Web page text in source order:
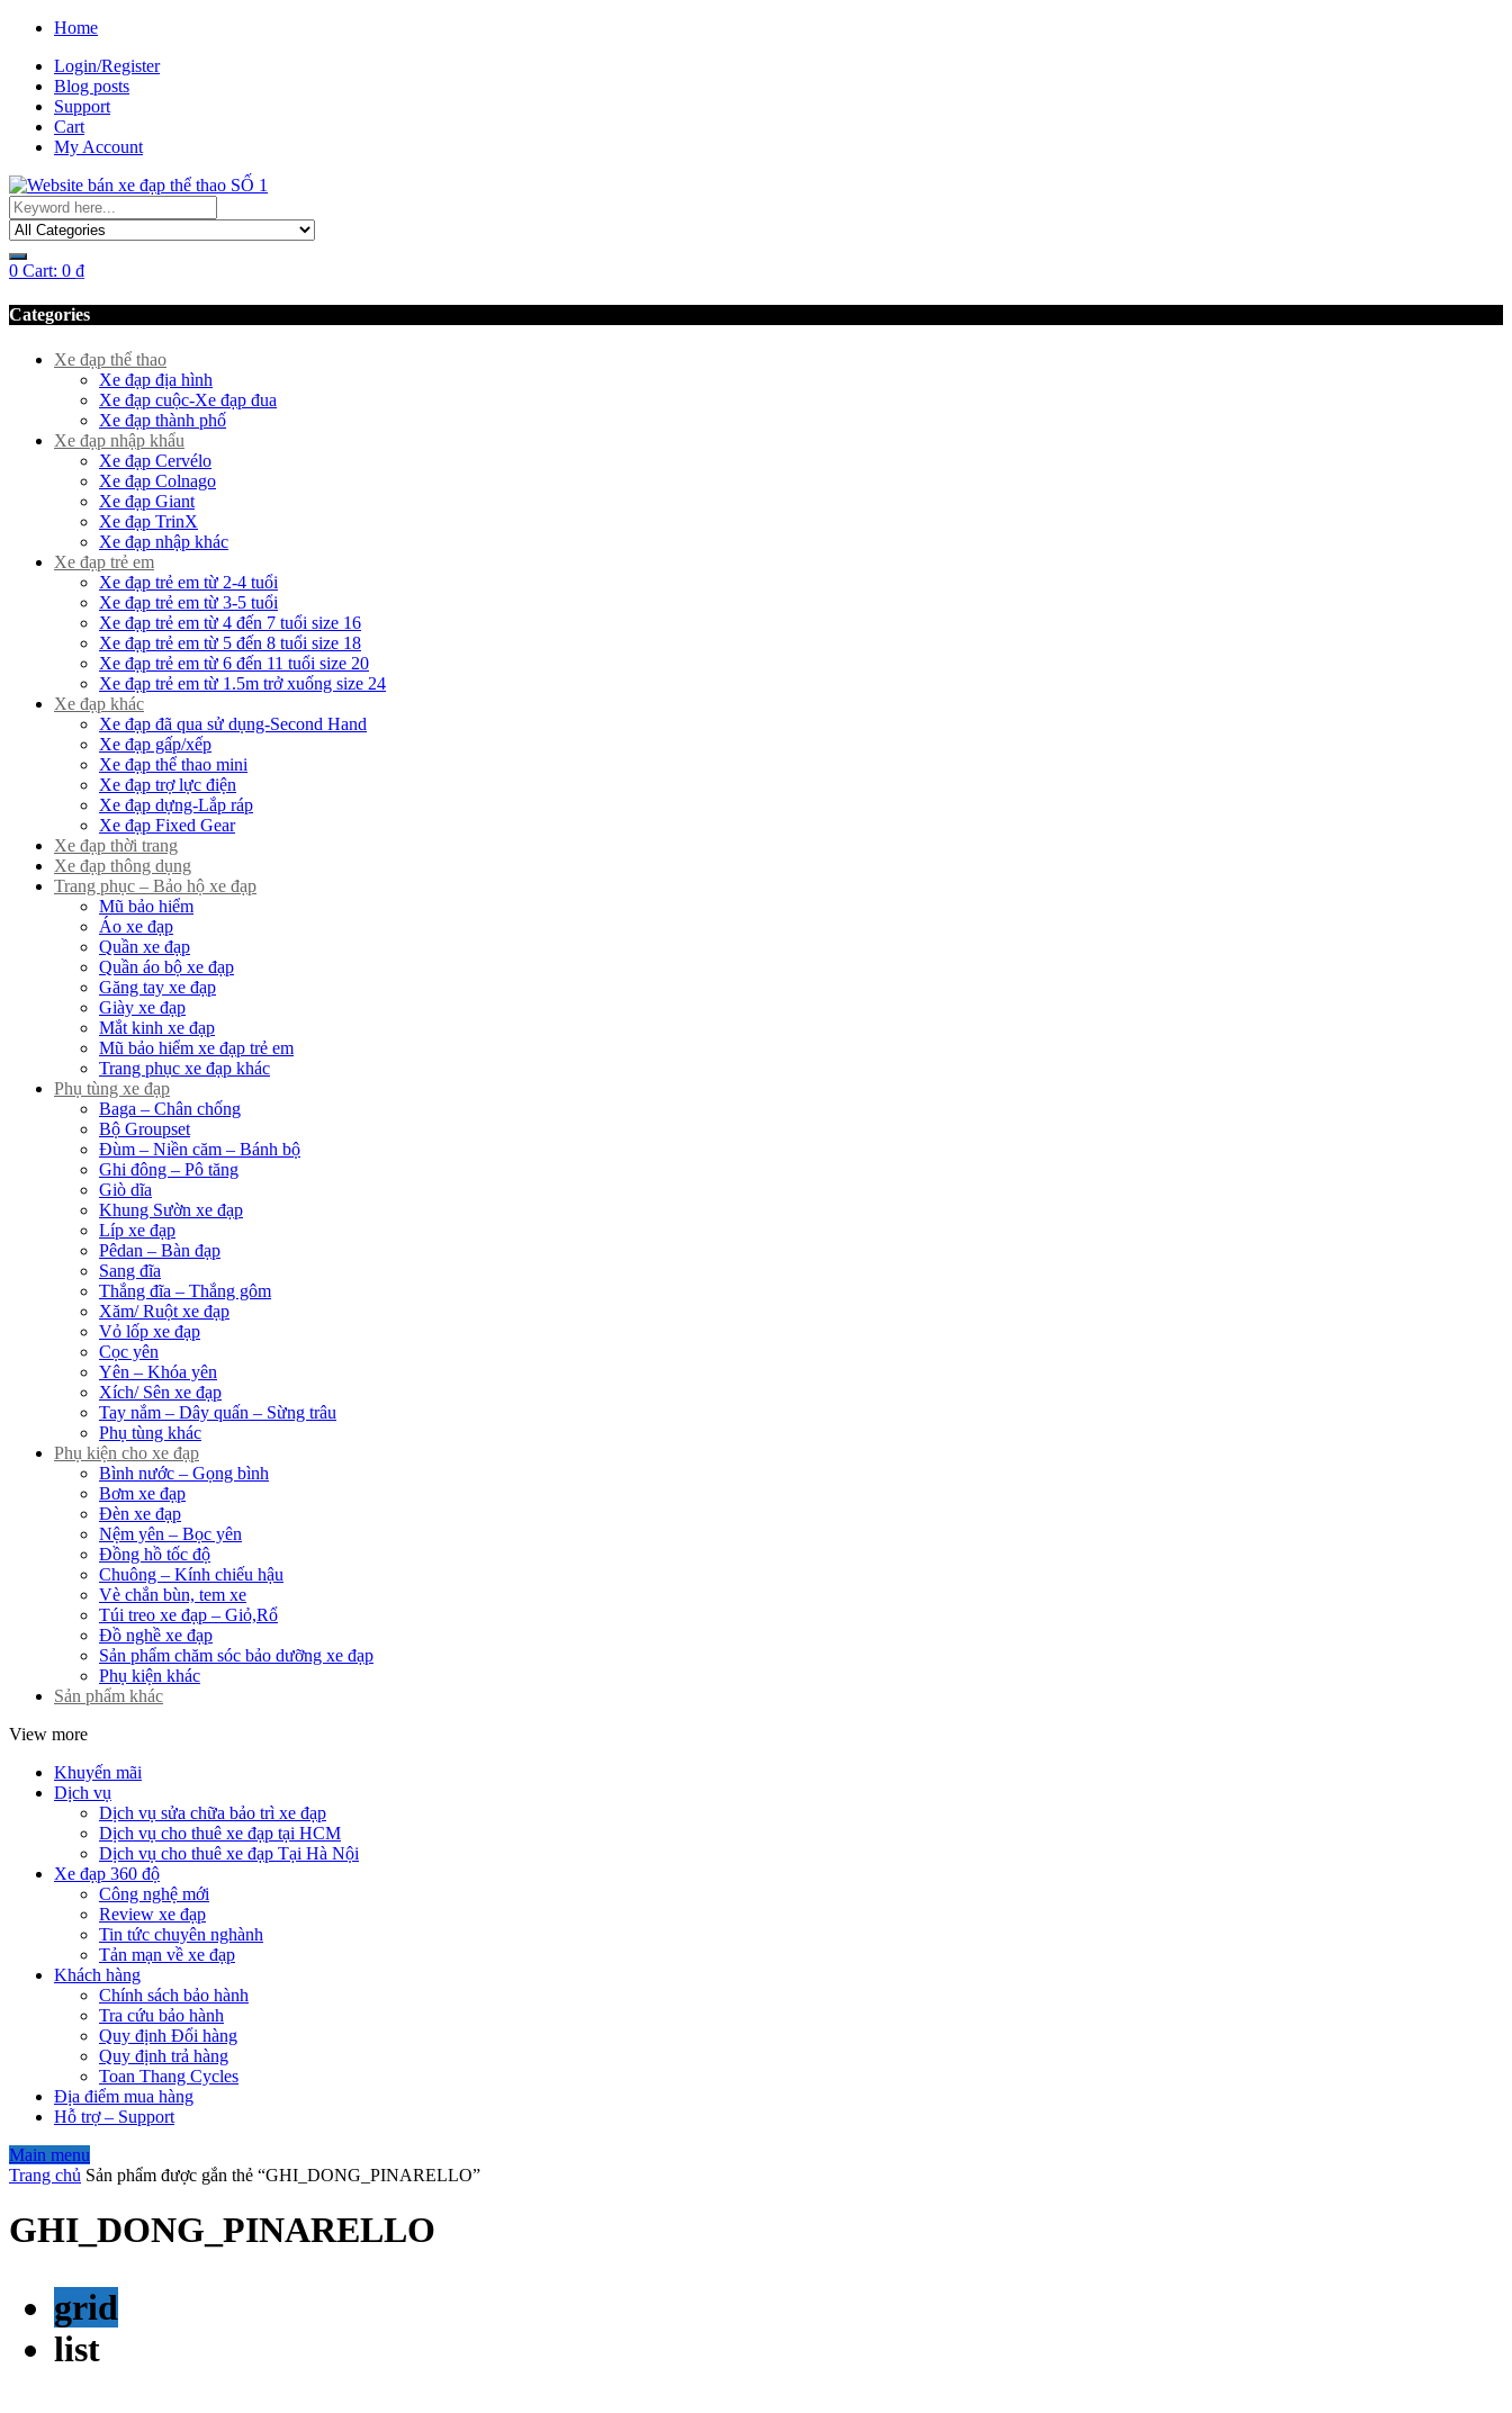
Home
Login/Register
Blog posts
Support
Cart
My Account
0 Cart: 0 ₫
Categories
Xe đạp thể thao
Xe đạp địa hình
Xe đạp cuộc-Xe đạp đua
Xe đạp thành phố
Xe đạp nhập khẩu
Xe đạp Cervélo
Xe đạp Colnago
Xe đạp Giant
Xe đạp TrinX
Xe đạp nhập khác
Xe đạp trẻ em
Xe đạp trẻ em từ 2-4 tuổi
Xe đạp trẻ em từ 3-5 tuổi
Xe đạp trẻ em từ 4 đến 7 tuổi size 16
Xe đạp trẻ em từ 5 đến 8 tuổi size 18
Xe đạp trẻ em từ 6 đến 11 tuổi size 20
Xe đạp trẻ em từ 1.5m trở xuống size 24
Xe đạp khác
Xe đạp đã qua sử dụng-Second Hand
Xe đạp gấp/xếp
Xe đạp thể thao mini
Xe đạp trợ lực điện
Xe đạp dựng-Lắp ráp
Xe đạp Fixed Gear
Xe đạp thời trang
Xe đạp thông dụng
Trang phục – Bảo hộ xe đạp
Mũ bảo hiểm
Áo xe đạp
Quần xe đạp
Quần áo bộ xe đạp
Găng tay xe đạp
Giày xe đạp
Mắt kinh xe đạp
Mũ bảo hiểm xe đạp trẻ em
Trang phục xe đạp khác
Phụ tùng xe đạp
Baga – Chân chống
Bộ Groupset
Đùm – Niền căm – Bánh bộ
Ghi đông – Pô tăng
Giò dĩa
Khung Sườn xe đạp
Líp xe đạp
Pêdan – Bàn đạp
Sang đĩa
Thắng đĩa – Thắng gôm
Xăm/ Ruột xe đạp
Vỏ lốp xe đạp
Cọc yên
Yên – Khóa yên
Xích/ Sên xe đạp
Tay nắm – Dây quấn – Sừng trâu
Phụ tùng khác
Phụ kiện cho xe đạp
Bình nước – Gọng bình
Bơm xe đạp
Đèn xe đạp
Nệm yên – Bọc yên
Đồng hồ tốc độ
Chuông – Kính chiếu hậu
Vè chắn bùn, tem xe
Túi treo xe đạp – Giỏ,Rổ
Đồ nghề xe đạp
Sản phẩm chăm sóc bảo dưỡng xe đạp
Phụ kiện khác
Sản phẩm khác
View more
Khuyến mãi
Dịch vụ
Dịch vụ sửa chữa bảo trì xe đạp
Dịch vụ cho thuê xe đạp tại HCM
Dịch vụ cho thuê xe đạp Tại Hà Nội
Xe đạp 360 độ
Công nghệ mới
Review xe đạp
Tin tức chuyên nghành
Tản mạn về xe đạp
Khách hàng
Chính sách bảo hành
Tra cứu bảo hành
Quy định Đổi hàng
Quy định trả hàng
Toan Thang Cycles
Địa điểm mua hàng
Hỗ trợ – Support
Main menu
Trang chủ Sản phẩm được gắn thẻ “GHI_DONG_PINARELLO”
GHI_DONG_PINARELLO
grid
list